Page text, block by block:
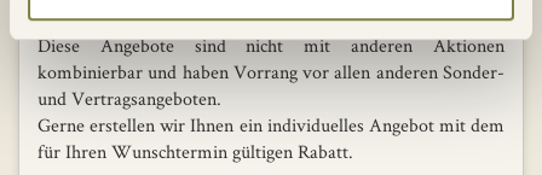
Room während der Festtagszeit (22.12.2026–10.01.2027)
Diese Angebote sind nicht mit anderen Aktionen
kombinierbar und haben Vorrang vor allen anderen Sonder-
und Vertragsangeboten.
Gerne erstellen wir Ihnen ein individuelles Angebot mit dem
für Ihren Wunschtermin gültigen Rabatt.